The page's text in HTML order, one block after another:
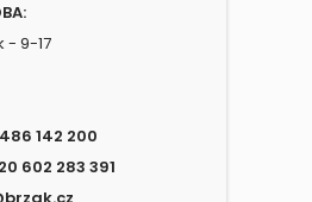
- 9-17
142 200
602 283 391